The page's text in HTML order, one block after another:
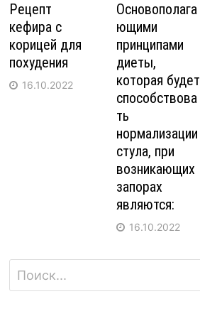
Рецепт
кефира с
корицей для
похудения
16.10.2022
Основополага
ющими
принципами
диеты,
которая будет
способствова
ть
нормализации
стула, при
возникающих
запорах
являются:
16.10.2022
Найти: